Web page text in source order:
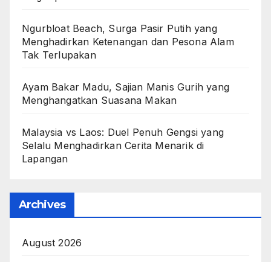
Ngurbloat Beach, Surga Pasir Putih yang
Menghadirkan Ketenangan dan Pesona Alam
Tak Terlupakan
Ayam Bakar Madu, Sajian Manis Gurih yang
Menghangatkan Suasana Makan
Malaysia vs Laos: Duel Penuh Gengsi yang
Selalu Menghadirkan Cerita Menarik di
Lapangan
Archives
August 2026